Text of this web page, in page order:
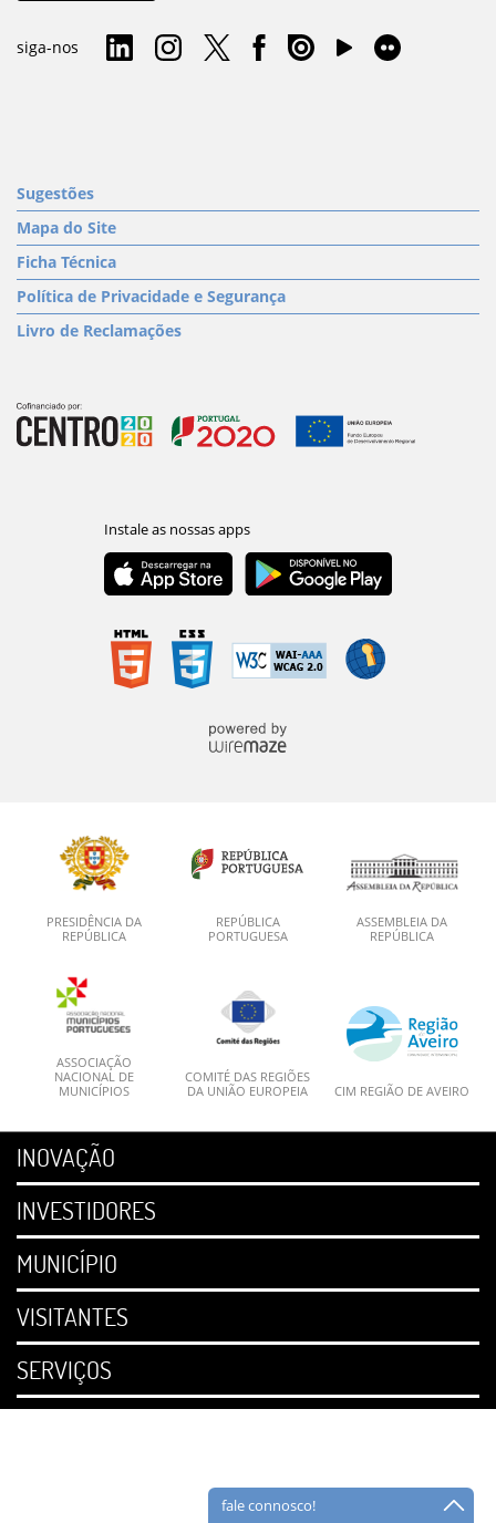
siga-nos
Sugestões
Mapa do Site
Ficha Técnica
Política de Privacidade e Segurança
Livro de Reclamações
PRESIDÊNCIA DA
REPÚBLICA
REPÚBLICA
PORTUGUESA
ASSEMBLEIA DA
REPÚBLICA
ASSOCIAÇÃO
NACIONAL DE
MUNICÍPIOS
COMITÉ DAS REGIÕES
DA UNIÃO EUROPEIA
CIM REGIÃO DE AVEIRO
INOVAÇÃO
INVESTIDORES
MUNICÍPIO
VISITANTES
SERVIÇOS
fale connosco!